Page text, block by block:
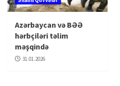
Azərbaycan və BƏƏ
hərbçiləri təlim
məşqində
31.01.2026